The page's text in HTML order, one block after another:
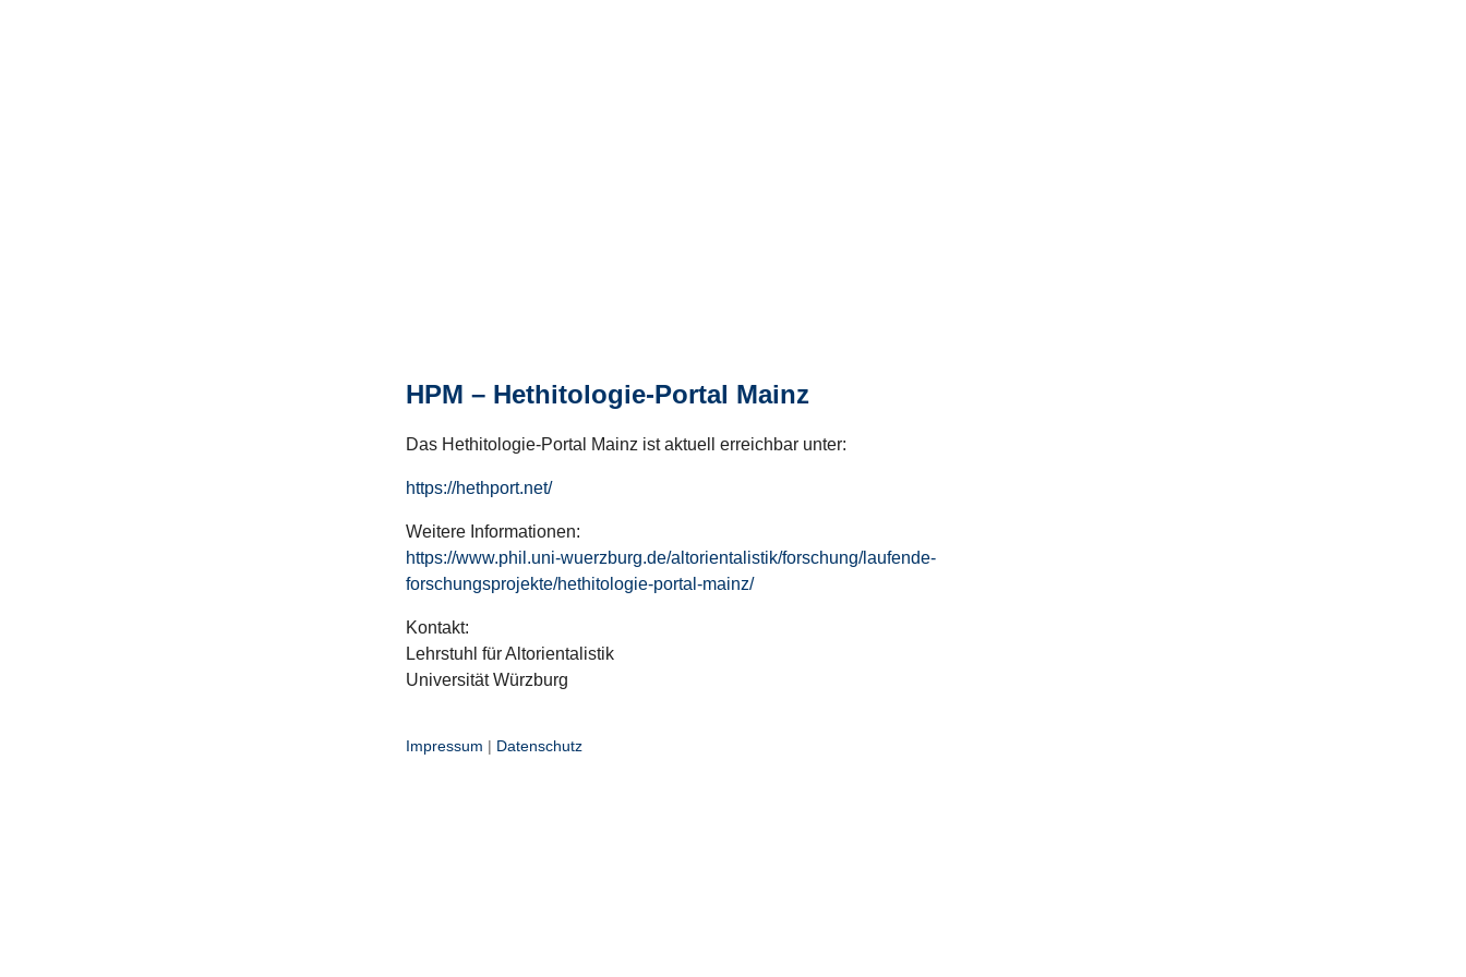
HPM – Hethitologie-Portal Mainz
Das Hethitologie-Portal Mainz ist aktuell erreichbar unter:
https://hethport.net/
Weitere Informationen:
https://www.phil.uni-wuerzburg.de/altorientalistik/forschung/laufende-
forschungsprojekte/hethitologie-portal-mainz/
Kontakt:
Lehrstuhl für Altorientalistik
Universität Würzburg
Impressum | Datenschutz